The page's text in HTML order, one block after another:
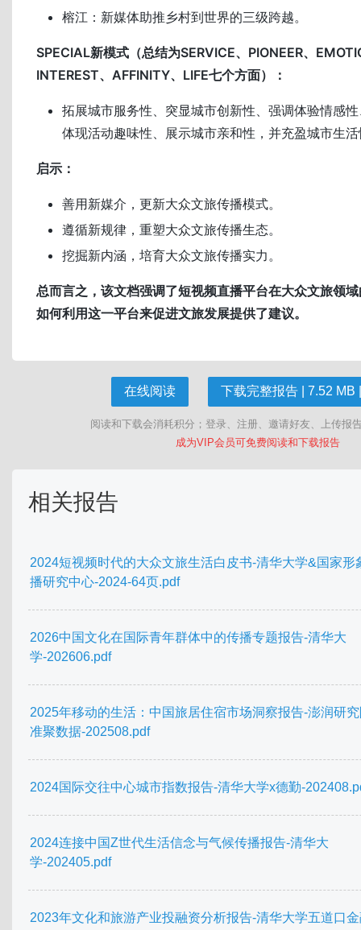
榕江：新媒体助推乡村到世界的三级跨越。
SPECIAL新模式（总结为SERVICE、PIONEER、
INTEREST、AFFINITY、LIFE七个方面）：
拓展城市服务性、突显城市创新性、强调体验情感
体现活动趣味性、展示城市亲和性，并充盈城市生
启示：
善用新媒介，更新大众文旅传播模式。
遵循新规律，重塑大众文旅传播生态。
挖掘新内涵，培育大众文旅传播实力。
总而言之，该文档强调了短视频直播平台在大众文旅领
如何利用这一平台来促进文旅发展提供了建议。
在线阅读 下载完整报告 | 7.52 MB
阅读和下载会消耗积分；登录、注册、邀请好友、上传报
成为VIP会员可免费阅读和下载报告
相关报告
2024短视频时代的大众文旅生活白皮书-清华大学&国家形
播研究中心-2024-64页.pdf
2026中国文化在国际青年群体中的传播专题报告-清华大
学-202606.pdf
2025年移动的生活：中国旅居住宿市场洞察报告-澎润研
准聚数据-202508.pdf
2024国际交往中心城市指数报告-清华大学x德勤-
2024连接中国Z世代生活信念与气候传播报告-清华大
学-202405.pdf
2023年文化和旅游产业投融资分析报告-清华大学五道口